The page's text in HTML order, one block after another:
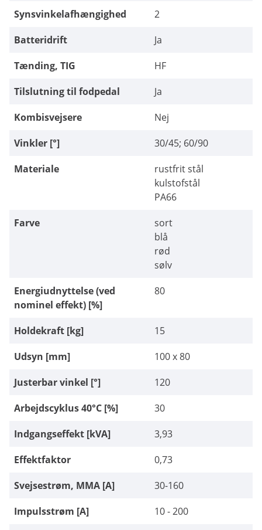
Synsvinkelafhængighed
2
Batteridrift
Ja
Tænding, TIG
HF
Tilslutning til fodpedal
Ja
Kombisvejsere
Nej
Vinkler [°]
30/45; 60/90
Materiale
rustfrit stål
kulstofstål
PA66
Farve
sort
blå
rød
sølv
Energiudnyttelse (ved
nominel effekt) [%]
80
Holdekraft [kg]
15
Udsyn [mm]
100 x 80
Justerbar vinkel [°]
120
Arbejdscyklus 40°C [%]
30
Indgangseffekt [kVA]
3,93
Effektfaktor
0,73
Svejsestrøm, MMA [A]
30-160
Impulsstrøm [A]
10 - 200